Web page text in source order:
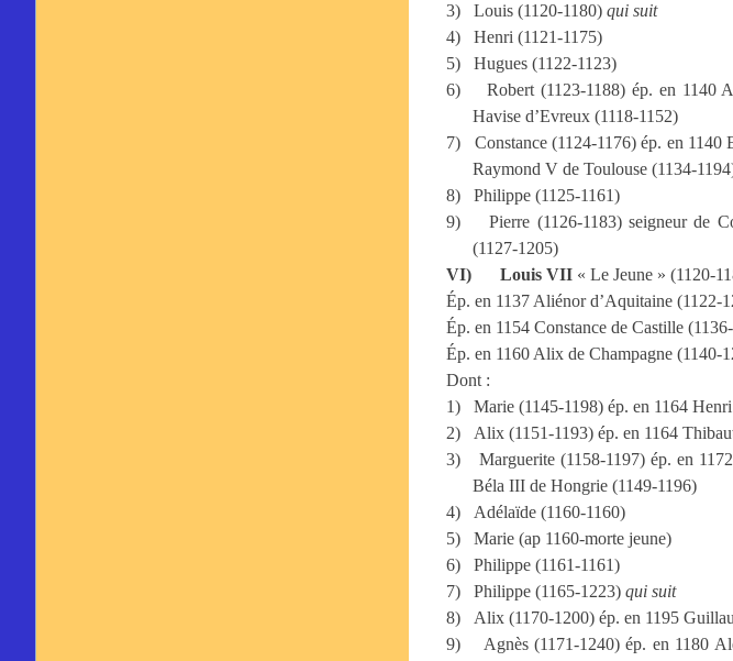
3)
Louis (1120-1180)qui suit
4)
Henri (1121-1175)
5)
Hugues (1122-1123)
6)
Robert (1123-1188) ép. en 1140
Havise d’Evreux (1118-1152)
7)
Constance (1124-1176) ép. en
Raymond V de Toulouse (1134-
8)
Philippe (1125-1161)
9)
Pierre (1126-1183) seigneur de
(1127-1205)
VI)
Louis VII « Le Jeune » (1120-
Ép. en 1137 Aliénor d’Aquitaine (1122-
Ép. en 1154 Constance de Castille
Ép. en 1160 Alix de Champagne (1140-
Dont :
1)
Marie (1145-1198) ép. en 1164
2)
Alix (1151-1193) ép. en 1164
3)
Marguerite (1158-1197) ép. en
Béla III de Hongrie (1149-1196)
4)
Adélaïde (1160-1160)
5)
Marie (ap 1160-morte jeune)
6)
Philippe (1161-1161)
7)
Philippe (1165-1223)qui suit
8)
Alix (1170-1200) ép. en 1195
9)
Agnès (1171-1240) ép. en 1180